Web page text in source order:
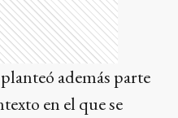
además parte
en el que se